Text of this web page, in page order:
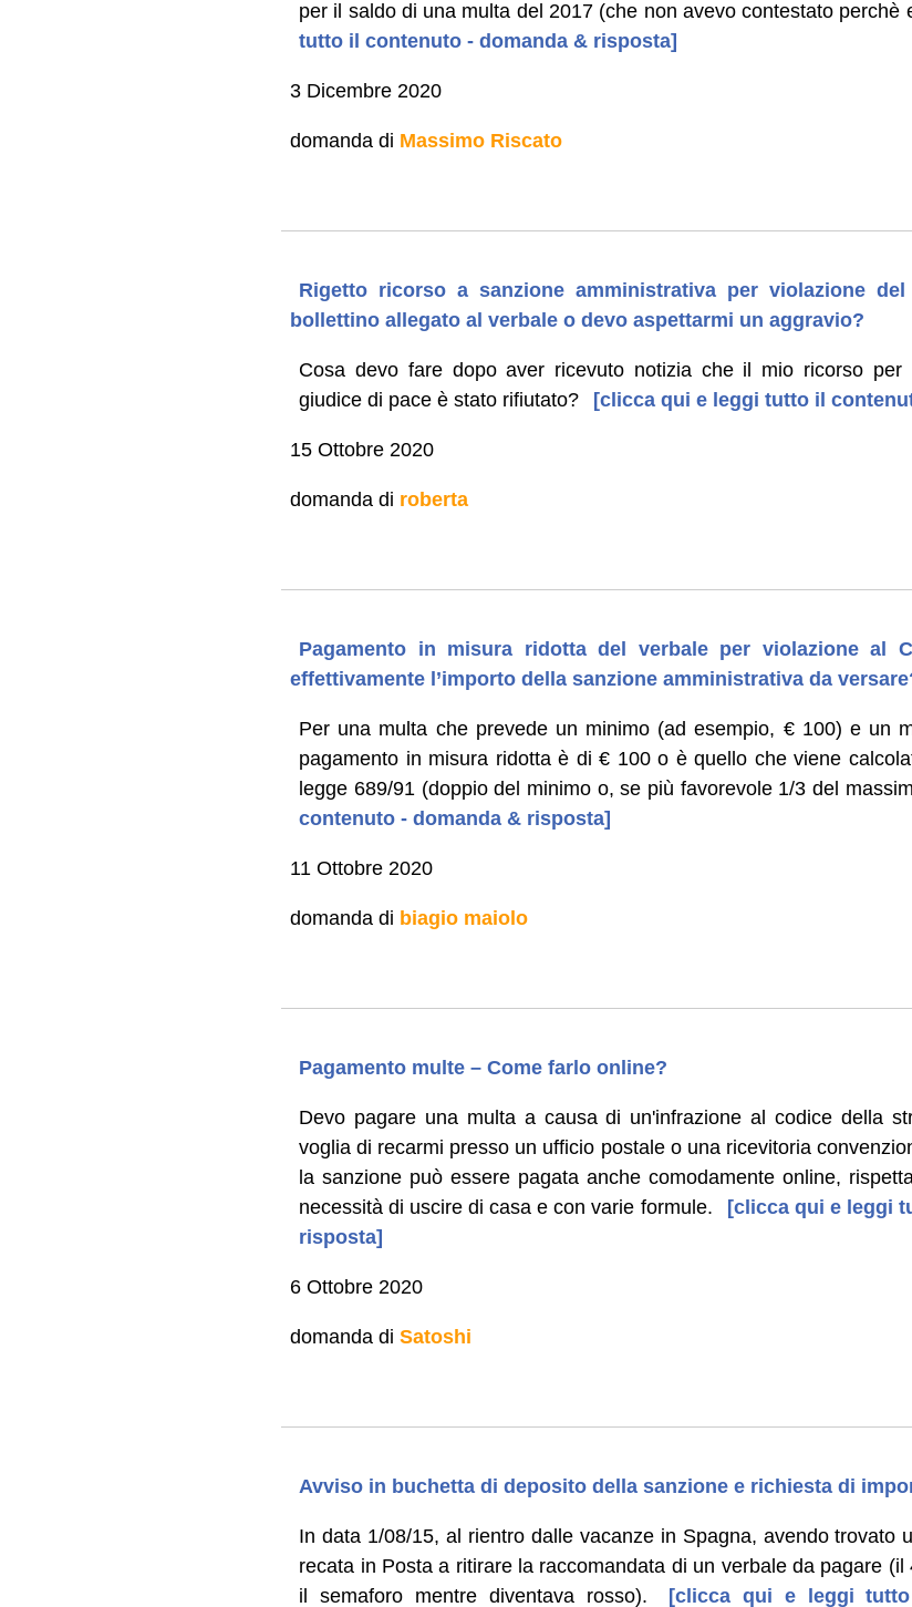
per il saldo di una multa del 2017 (che non avevo contestato perchè
tutto il contenuto - domanda & risposta]
3 Dicembre 2020
domanda di Massimo Riscato
Rigetto ricorso a sanzione amministrativa per violazione
bollettino allegato al verbale o devo aspettarmi un aggravio?
Cosa devo fare dopo aver ricevuto notizia che il mio ricorso per
giudice di pace è stato rifiutato?
[clicca qui e leggi tutto il
15 Ottobre 2020
domanda di roberta
Pagamento in misura ridotta del verbale per violazione al
effettivamente l’importo della sanzione amministrativa da
Per una multa che prevede un minimo (ad esempio, € 100) e un
pagamento in misura ridotta è di € 100 o è quello che viene
legge 689/91 (doppio del minimo o, se più favorevole 1/3 del
contenuto - domanda & risposta]
11 Ottobre 2020
domanda di biagio maiolo
Pagamento multe – Come farlo online?
Devo pagare una multa a causa di un'infrazione al codice della
voglia di recarmi presso un ufficio postale o una ricevitoria
la sanzione può essere pagata anche comodamente online,
necessità di uscire di casa e con varie formule.
[clicca qui e leggi
risposta]
6 Ottobre 2020
domanda di Satoshi
Avviso in buchetta di deposito della sanzione e richiesta di
In data 1/08/15, al rientro dalle vacanze in Spagna, avendo trovato
recata in Posta a ritirare la raccomandata di un verbale da pagare
il semaforo mentre diventava rosso).
[clicca qui e leggi